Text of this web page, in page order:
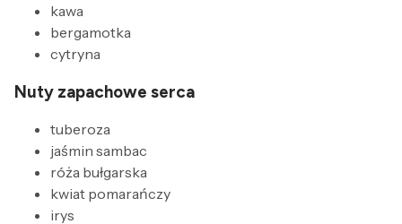
kawa
bergamotka
cytryna
Nuty zapachowe serca
tuberoza
jaśmin sambac
róża bułgarska
kwiat pomarańczy
irys